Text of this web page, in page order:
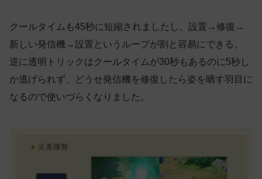
クールタイムも45秒に短縮されましたし、設置→修復→
新しい発信機→設置というループが割と容易にできる。
逆に透明トリックはクールタイムが30秒もあるのに5秒し
か逃げられず、どうせ発信機を修復したら姿を晒す羽目に
なるので使いづらくなりました。